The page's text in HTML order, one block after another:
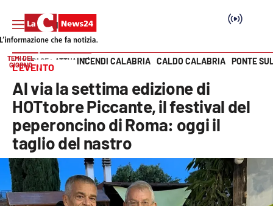
SEZIONI
Cronaca
Politica
Attualità
Vai
TEMI DEL
GIORNO
INCENDI CALABRIA CALDO CALABRIA PONTE
HOME PAGE ATTUALITÀ
L’EVENTO
Al via la settima edizione di
HOTtobre Piccante, il festival del
peperoncino di Roma: oggi il
taglio del nastro